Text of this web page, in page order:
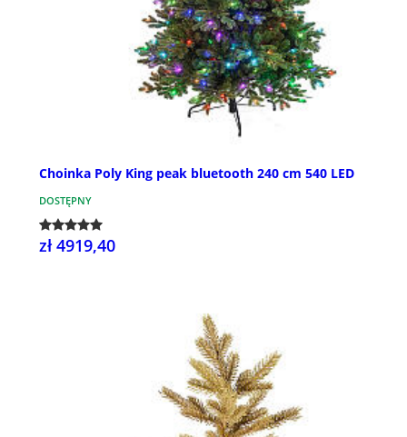
Choinka Poly King peak bluetooth 240 cm 540 LED
DOSTĘPNY
zł 4919,40